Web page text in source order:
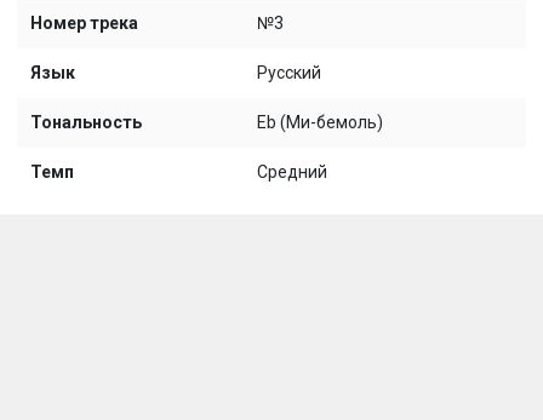
Номер трека №3
Язык Русский
Тональность Eb (Ми-бемоль)
Темп Средний